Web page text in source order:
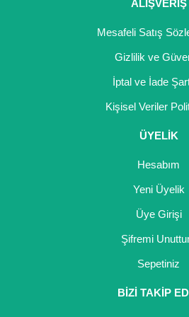
ALIŞVERİŞ
Mesafeli Satış
Gizlilik ve
İptal ve İade
Kişisel Veriler
ÜYELİK
Hesabım
Yeni Üyelik
Üye Girişi
Şifremi
Sepetiniz
BİZİ TAKİP